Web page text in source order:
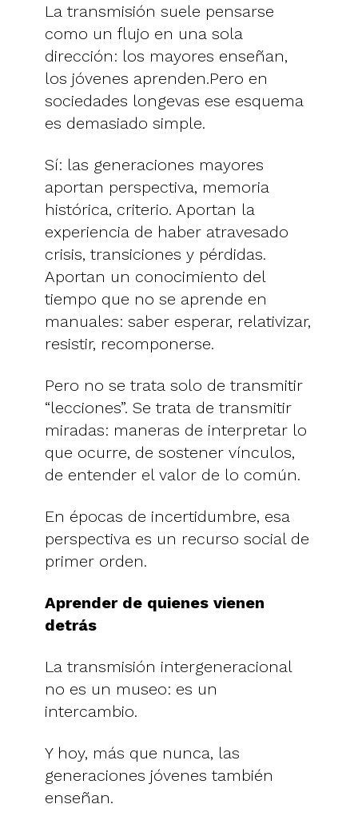
La transmisión suele pensarse
como un flujo en una sola
dirección: los mayores enseñan,
los jóvenes aprenden.Pero en
sociedades longevas ese esquema
es demasiado simple.
Sí: las generaciones mayores
aportan perspectiva, memoria
histórica, criterio. Aportan la
experiencia de haber atravesado
crisis, transiciones y pérdidas.
Aportan un conocimiento del
tiempo que no se aprende en
manuales: saber esperar, relativizar,
resistir, recomponerse.
Pero no se trata solo de transmitir
“lecciones”. Se trata de transmitir
miradas: maneras de interpretar lo
que ocurre, de sostener vínculos,
de entender el valor de lo común.
En épocas de incertidumbre, esa
perspectiva es un recurso social de
primer orden.
Aprender de quienes vienen
detrás
La transmisión intergeneracional
no es un museo: es un
intercambio.
Y hoy, más que nunca, las
generaciones jóvenes también
enseñan.